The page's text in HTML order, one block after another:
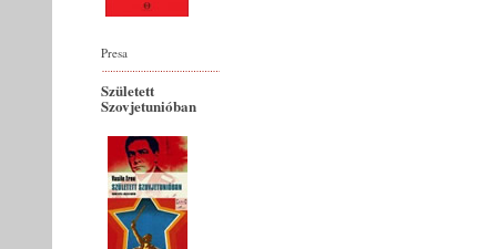
Presa
Született
Szovjetunióban